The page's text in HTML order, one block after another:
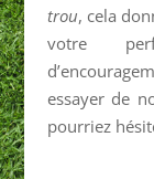
trou, cela
votre
essayer de
pourriez